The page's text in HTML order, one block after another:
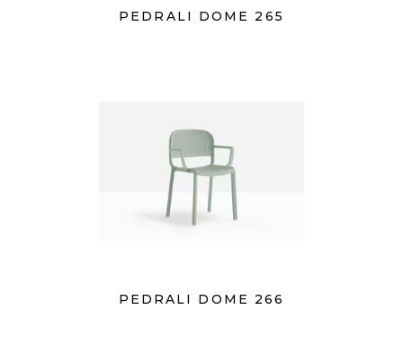
PEDRALI DOME 265
PEDRALI DOME 266